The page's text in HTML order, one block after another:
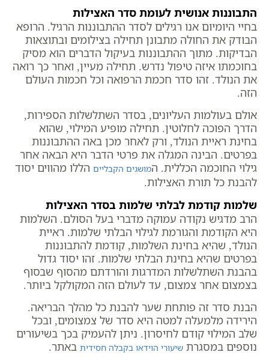
התבוננות אנושית לעומת סדר האצילות
בחיי היומיום אנו רגילים לסדר ההתבוננות הרגיל. הרופא
הבודק את החולה מתבונן תחילה בצילומים ובתוצאות
הבדיקות. מתוך ההתבוננות בעיקול הדברים הוא מסיק
בחוכמתו איזה טיפול נדרש. תחילה מעיין, ואחר כך רואה
את הנולד. זהו סדר חכמת הרפואה וכל חכמות העולם
הזה.
אולם בעולמות העליונים, בסדר השתלשלות הספירות,
הדרך הפוכה לחלוטין. תחילה מופיע המילוי, שהוא
בחינת ראיית הנולד, ורק לאחר מכן באה ההתבוננות
בפרטים. הבינה המגלה את פרטי הדבר היא הבאה אחר
גילוי החוכמה הכללית. המושגים הקבליים הללו מהווים יסוד
להבנת כל תורת האצילות.
שלמות קודמת לבלתי שלמות בסדר האצילות
הרב מדגיש נקודה עמוקה מדברי בעל הסולם. השלמות
היא הקודמת והגורמת לגילוי הבלתי שלמות. ראיית
הנולד, שהיא בחינת השלמות, קודמת להתבוננות
בפרטים שהיא בחינת הבלתי שלמות. זהו יסוד גדול
בהבנת השתלשלות המדרגות והורדתם מהסוף שבסוף
בצמצום אחר צמצום, עד לעולם הזה המקולקל ביותר.
הבנת סדר זה פותחת שער להבנת כל מהלך הבריאה.
הירידה מלמעלה למטה היא סדר של צמצומים, ובכל
שלב המילוי קודם לחיסרון. ניתן להעמיק בכך בשיעורים
נוספים במסגרת שיעורי הוידאו בקבלה חסידית באתר.